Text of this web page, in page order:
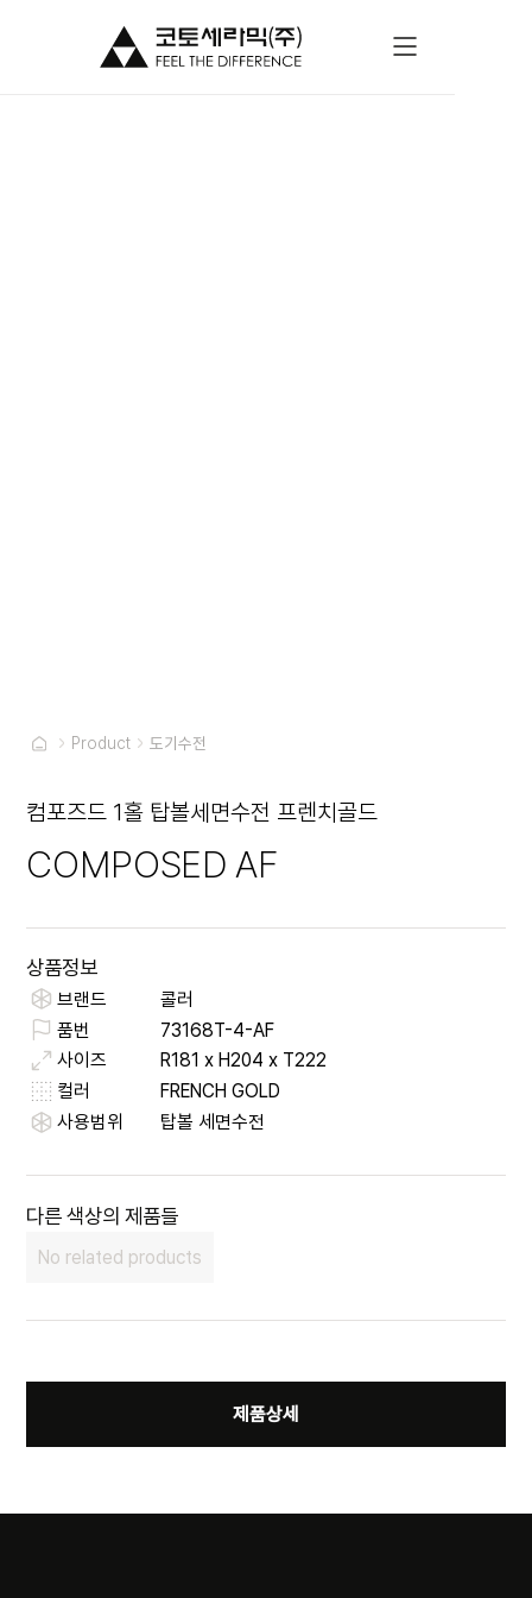
Product 도기수전
컴포즈드 1홀 탑볼세면수전 프렌치골드
COMPOSED AF
상품정보
브랜드
콜러
품번
73168T-4-AF
사이즈
R181 x H204 x T222
컬러
FRENCH GOLD
사용범위
탑볼 세면수전
다른 색상의 제품들
No related products
제품상세